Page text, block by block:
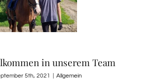
in unserem Team
5th, 2021 Allgemein